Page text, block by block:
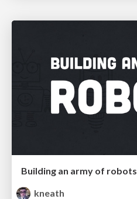
Building an army of robots
kneath